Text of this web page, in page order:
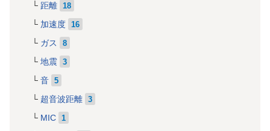
距離 18
加速度 16
ガス 8
地震 3
音 5
超音波距離 3
MIC 1